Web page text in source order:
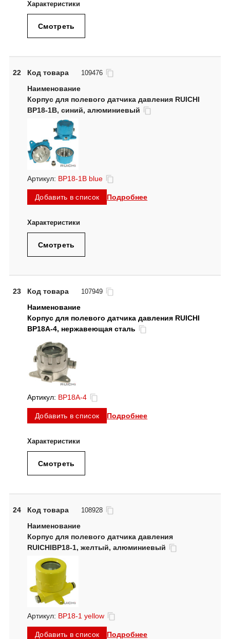
Смотреть
22 Код товара 109476
Корпус для полевого датчика давления RUICHI
BP18-1B, синий, алюминиевый
Артикул: BP18-1B blue
Добавить в список Подробнее
Смотреть
23 Код товара 107949
Корпус для полевого датчика давления RUICHI
BP18A-4, нержавеющая сталь
Артикул: BP18A-4
Добавить в список Подробнее
Смотреть
24 Код товара 108928
Корпус для полевого датчика давления
RUICHIBP18-1, желтый, алюминиевый
Артикул: BP18-1 yellow
Добавить в список Подробнее